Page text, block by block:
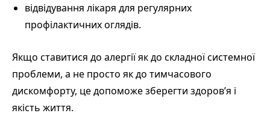
відвідування лікаря для регулярних
профілактичних оглядів.
Якщо ставитися до алергії як до складної системної
проблеми, а не просто як до тимчасового
дискомфорту, це допоможе зберегти здоров’я і
якість життя.